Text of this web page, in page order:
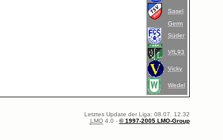
Sasel
Germ
Süder
VfL93
Vicky
Wedel
Letztes Update der Liga: 08.07. 12.32
LMO4.0 - © 1997-2005 LMO-Group